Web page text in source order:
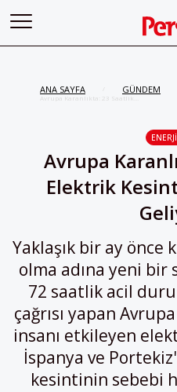
ANA SAYFA GÜNDEM
Avrupa Karanlıkta: 23 Saatlik
Elektrik Kesintisi Ne Anlama
Avrupa
Elektrik
Yaklaşık bir ay önce
olma adına yeni
72 saatlik acil
çağrısı yapan
insanı etkileyen
İspanya ve
kesintinin sebebi